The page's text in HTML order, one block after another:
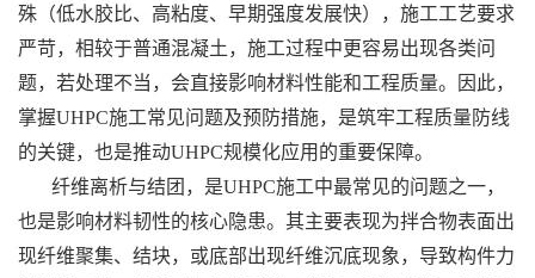
殊（低水胶比、高粘度、早期强度发展快），施工工艺要求
严苛，相较于普通混凝土，施工过程中更容易出现各类问
题，若处理不当，会直接影响材料性能和工程质量。因此，
掌握UHPC施工常见问题及预防措施，是筑牢工程质量防线
的关键，也是推动UHPC规模化应用的重要保障。
纤维离析与结团，是UHPC施工中最常见的问题之一，
也是影响材料韧性的核心隐患。其主要表现为拌合物表面出
现纤维聚集、结块，或底部出现纤维沉底现象，导致构件力